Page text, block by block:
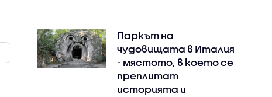
Instagram Facebook
Паркът на
чудовищата в Италия
- мястото, в което се
преплитат
историята и